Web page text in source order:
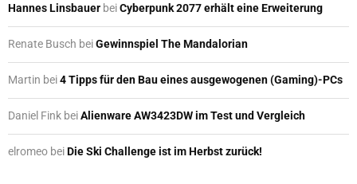
Hannes Linsbauer beiCyberpunk 2077 erhält eine Erweiterung
Renate Busch beiGewinnspiel The Mandalorian
Martin bei4 Tipps für den Bau eines ausgewogenen (Gaming)-PCs
Daniel Fink beiAlienware AW3423DW im Test und Vergleich
elromeo beiDie Ski Challenge ist im Herbst zurück!